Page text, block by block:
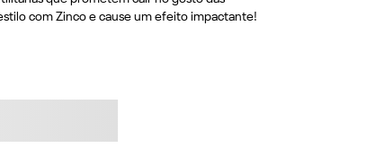
com Zinco e cause um efeito impactante!